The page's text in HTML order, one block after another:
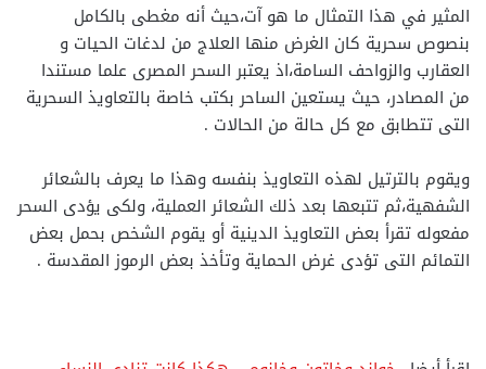
المثير في هذا التمثال ما هو آت،حيث أنه مغطى بالكامل
بنصوص سحرية كان الغرض منها العلاج من لدغات الحيات و
العقارب والزواحف السامة،اذ يعتبر السحر المصرى علما مستندا
من المصادر، حيث يستعين الساحر بكتب خاصة بالتعاويذ السحرية
التى تتطابق مع كل حالة من الحالات .
ويقوم بالترتيل لهذه التعاويذ بنفسه وهذا ما يعرف بالشعائر
الشفهية،ثم تتبعها بعد ذلك الشعائر العملية، ولكى يؤدى السحر
مفعوله تقرأ بعض التعاويذ الدينية أو يقوم الشخص بحمل بعض
التمائم التى تؤدى غرض الحماية وتأخذ بعض الرموز المقدسة .